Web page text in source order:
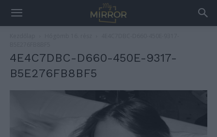
4E4C7DBC-D660-450E-9317-
B5E276FB8BF5